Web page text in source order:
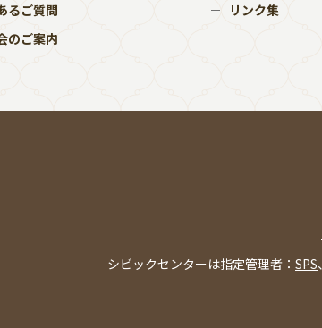
るご質問
のご案内
リンク集
シビックセンターは指定管理者： SPS、